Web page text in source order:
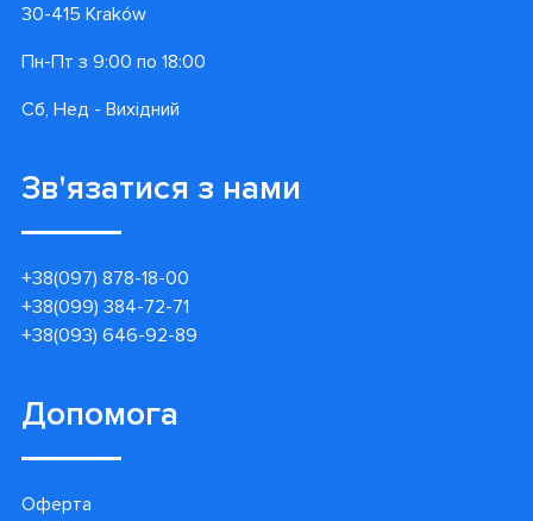
30-415 Kraków
Пн-Пт з 9:00 по 18:00
Сб, Нед - Вихідний
Зв'язатися з нами
+38(097) 878-18-00
+38(099) 384-72-71
+38(093) 646-92-89
Допомога
Оферта